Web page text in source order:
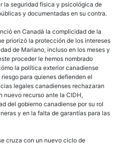
la seguridad física y psicológica de
y documentadas en su contra.
en Canadá la complicidad de la
priorizó la protección de los intereses
de Mariano, incluso en los meses y
proceder le hemos nombrado
la política exterior canadiense
para quienes defienden el
legales canadienses rechazaran
nuevo recurso ante la CIDH,
del gobierno canadiense por su rol
y en la falta de garantías para las
cruza con un nuevo ciclo de